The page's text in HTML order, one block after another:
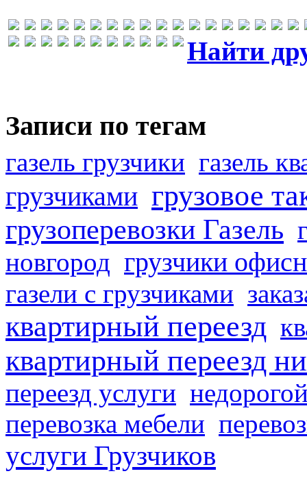
Найти
Записи по тегам
газель грузчики газель
грузчиками грузовое
грузоперевозки Газель
новгород грузчики
газели с грузчиками
квартирный переезд
квартирный переезд
переезд услуги
перевозка мебели
услуги Грузчиков